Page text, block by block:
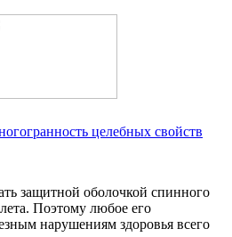
целебных свойств
защитной оболочкой спинного
Поэтому любое его
нарушениям здоровья всего